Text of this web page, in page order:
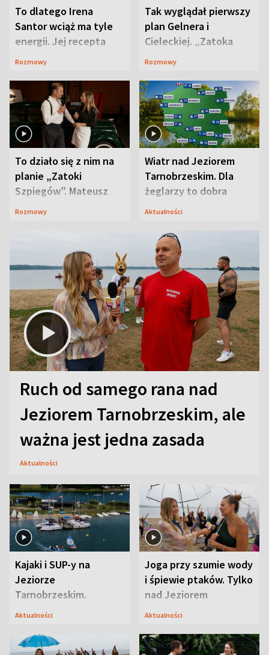
To dlatego Irena
Santor wciąż ma tyle
energii. Jej recepta
jest zaskakująco
Rozmowy
Tak wyglądał pierwszy
plan Gelnera i
Cieleckiej. „Zatoka
szpiegów” od razu ich
Rozmowy
To działo się z nim na
planie „Zatoki
Szpiegów”. Mateusz
Janicki odsłonił
Rozmowy
Wiatr nad Jeziorem
Tarnobrzeskim. Dla
żeglarzy to dobra
wiadomość
Aktualności
Ruch od samego rana nad
Jeziorem Tarnobrzeskim, ale
ważna jest jedna zasada
Aktualności
Kajaki i SUP-y na
Jeziorze
Tarnobrzeskim.
Przyrodnicy zwracają
Aktualności
Joga przy szumie wody
i śpiewie ptaków. Tylko
nad Jeziorem
Tarnobrzeskim
Aktualności